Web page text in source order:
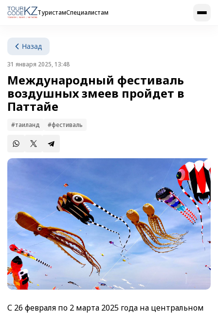
ТуристамСпециалистам
Назад
31 января 2025, 13:48
Международный фестиваль
воздушных змеев пройдет в
Паттайе
#таиланд #фестиваль
С 26 февраля по 2 марта 2025 года на центральном